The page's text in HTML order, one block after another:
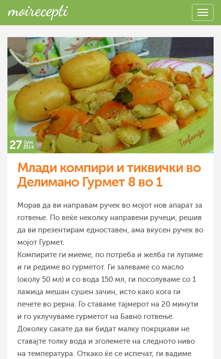
27 јун
2014
Млади компири и тиквички во
Делимано Гурмет 8 во 1
Морав да ви направам ручек во мојот нов апарат за
готвење. По веќе неколку направени ручеци, решив
да ви презентирам едноставен, ама вкусен ручек во
мојот Гурмет.
Компирите ги миеме, по потреба и желба ги лупиме
и ги редиме во гурметот. Ги залеваме со масло
(околу 50 мл) и со вода 150 мл, ги посолуваме со 1
лажица мешан сушен зачин, исто како кога ги
печете во рерна. Го ставаме тајмерот на 20 минути
и го уклучуваме гурметот на Бавно готвење.
Доколку сакате да ви бидат малку покрцкави не
ставајте толку вода и зголемете на следното ниво
на температура. Откако ќе се испечат, ги вадиме